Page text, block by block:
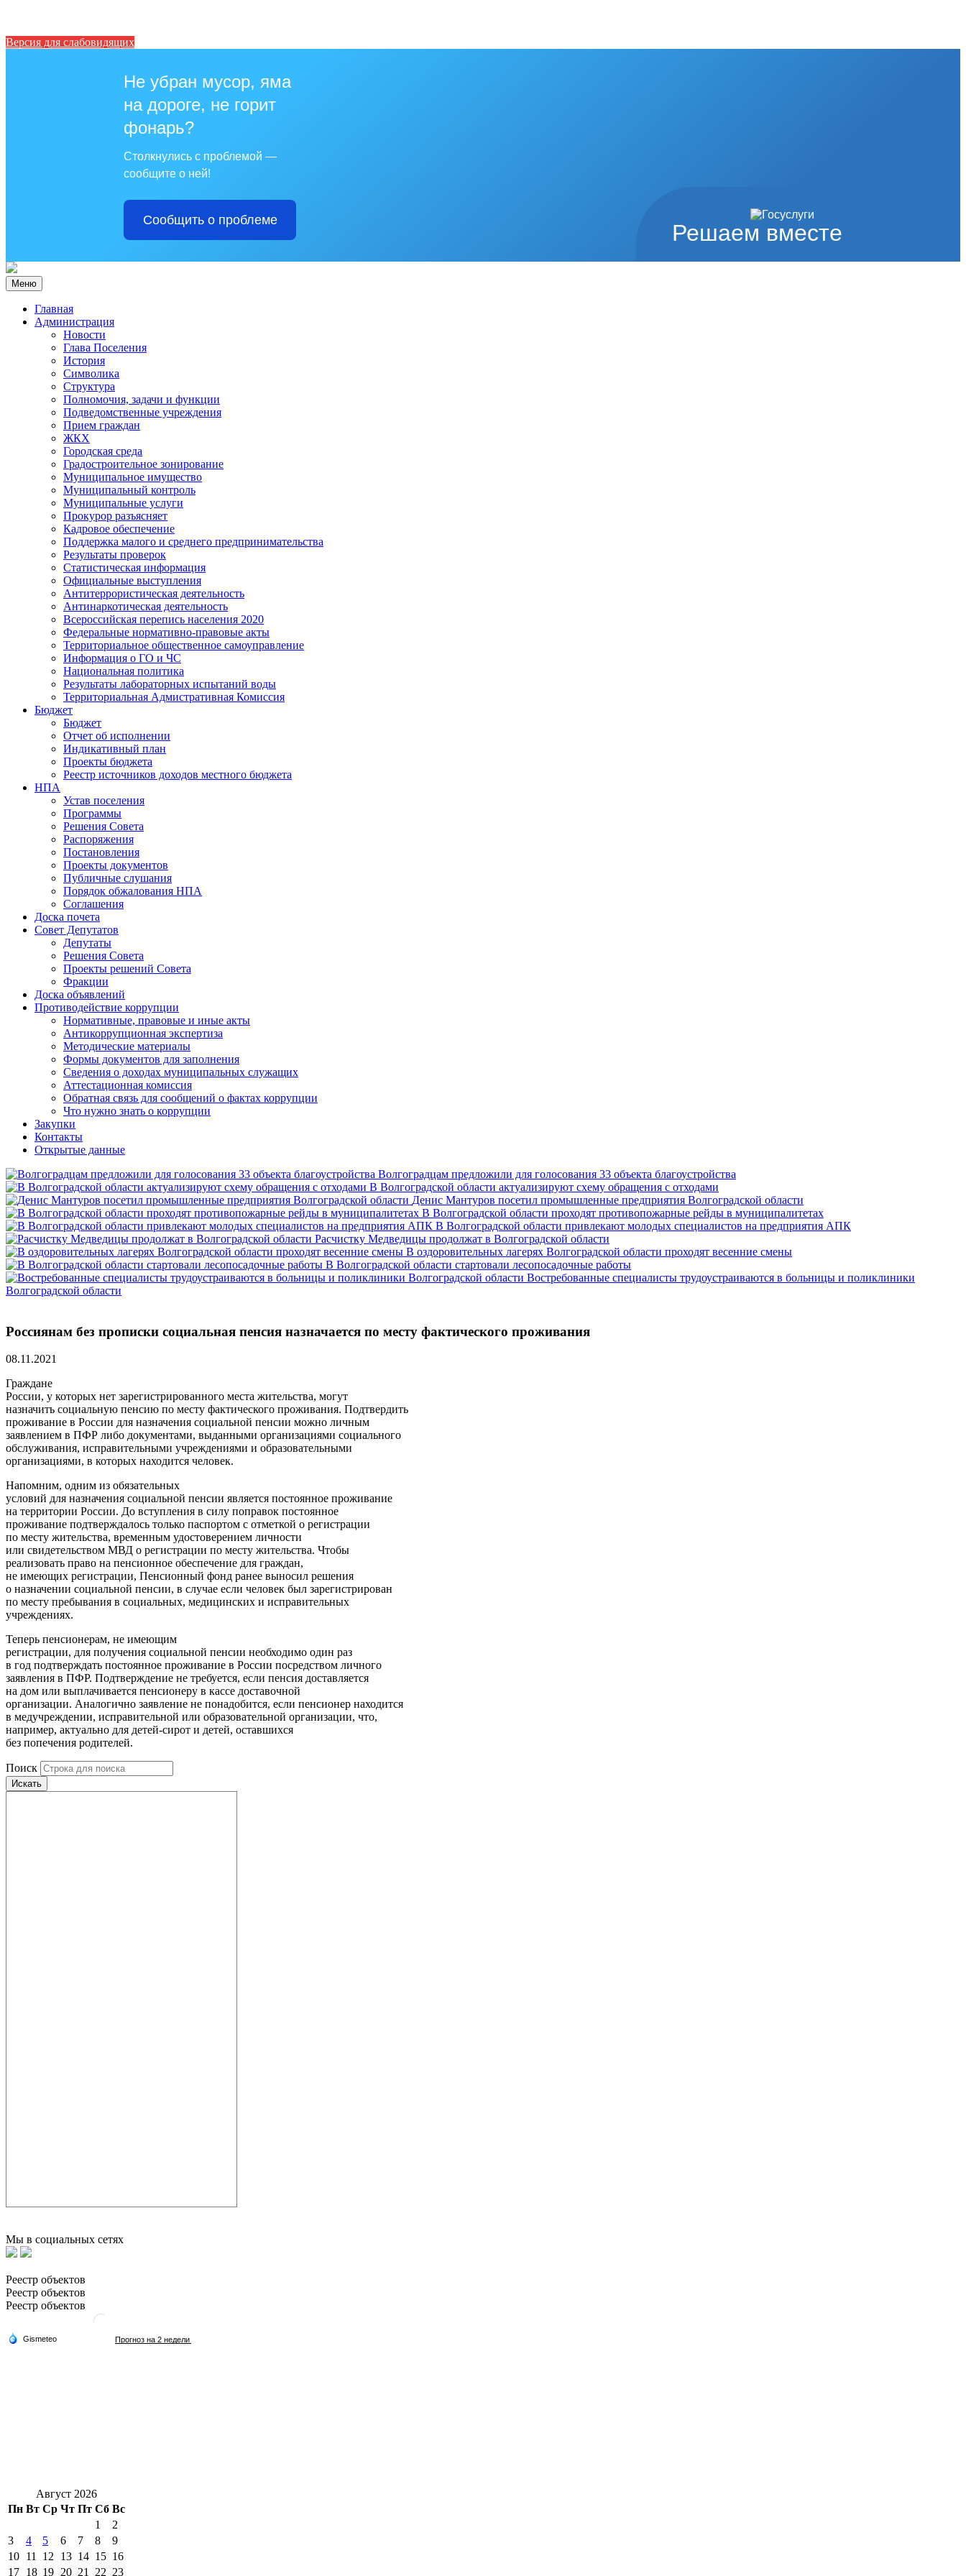
Версия для слабовидящих
Решаем вместе
Не убран мусор, яма
на дороге, не горит
фонарь?
Столкнулись с проблемой —
сообщите о ней!
Сообщить о проблеме
Меню
Главная
Администрация
Новости
Глава Поселения
История
Символика
Структура
Полномочия, задачи и функции
Подведомственные учреждения
Прием граждан
ЖКХ
Городская среда
Градостроительное зонирование
Муниципальное имущество
Муниципальный контроль
Муниципальные услуги
Прокурор разъясняет
Кадровое обеспечение
Поддержка малого и среднего предпринимательства
Результаты проверок
Статистическая информация
Официальные выступления
Антитеррористическая деятельность
Антинаркотическая деятельность
Всероссийская перепись населения 2020
Федеральные нормативно-правовые акты
Территориальное общественное самоуправление
Информация о ГО и ЧС
Национальная политика
Результаты лабораторных испытаний воды
Территориальная Адмистративная Комиссия
Бюджет
Бюджет
Отчет об исполнении
Индикативный план
Проекты бюджета
Реестр источников доходов местного бюджета
НПА
Устав поселения
Программы
Решения Совета
Распоряжения
Постановления
Проекты документов
Публичные слушания
Порядок обжалования НПА
Соглашения
Доска почета
Совет Депутатов
Депутаты
Решения Совета
Проекты решений Совета
Фракции
Доска объявлений
Противодействие коррупции
Нормативные, правовые и иные акты
Антикоррупционная экспертиза
Методические материалы
Формы документов для заполнения
Сведения о доходах муниципальных служащих
Аттестационная комиссия
Обратная связь для сообщений о фактах коррупции
Что нужно знать о коррупции
Закупки
Контакты
Открытые данные
Волгоградцам предложили для голосования 33 объекта благоустройства
В Волгоградской области актуализируют схему обращения с отходами
Денис Мантуров посетил промышленные предприятия Волгоградской области
В Волгоградской области проходят противопожарные рейды в муниципалитетах
В Волгоградской области привлекают молодых специалистов на предприятия АПК
Расчистку Медведицы продолжат в Волгоградской области
В оздоровительных лагерях Волгоградской области проходят весенние смены
В Волгоградской области стартовали лесопосадочные работы
Востребованные специалисты трудоустраиваются в больницы и поликлиники
Волгоградской области
Россиянам без прописки социальная пенсия назначается по месту фактического проживания
08.11.2021
Граждане
России, у которых нет зарегистрированного места жительства, могут
назначить социальную пенсию по месту фактического проживания. Подтвердить
проживание в России для назначения социальной пенсии можно личным
заявлением в ПФР либо документами, выданными организациями социального
обслуживания, исправительными учреждениями и образовательными
организациями, в которых находится человек.
Напомним, одним из обязательных
условий для назначения социальной пенсии является постоянное проживание
на территории России. До вступления в силу поправок постоянное
проживание подтверждалось только паспортом с отметкой о регистрации
по месту жительства, временным удостоверением личности
или свидетельством МВД о регистрации по месту жительства. Чтобы
реализовать право на пенсионное обеспечение для граждан,
не имеющих регистрации, Пенсионный фонд ранее выносил решения
о назначении социальной пенсии, в случае если человек был зарегистрирован
по месту пребывания в социальных, медицинских и исправительных
учреждениях.
Теперь пенсионерам, не имеющим
регистрации, для получения социальной пенсии необходимо один раз
в год подтверждать постоянное проживание в России посредством личного
заявления в ПФР. Подтверждение не требуется, если пенсия доставляется
на дом или выплачивается пенсионеру в кассе доставочной
организации. Аналогично заявление не понадобится, если пенсионер находится
в медучреждении, исправительной или образовательной организации, что,
например, актуально для детей-сирот и детей, оставшихся
без попечения родителей.
Поиск
Искать
Мы в социальных сетях
Реестр объектов
Реестр объектов
Реестр объектов
Август 2026
Пн Вт Ср Чт Пт Сб Вс
1
2
3
4 5 6 7 8
9
10 11 12 13 14 15 16
17 18 19 20 21 22 23